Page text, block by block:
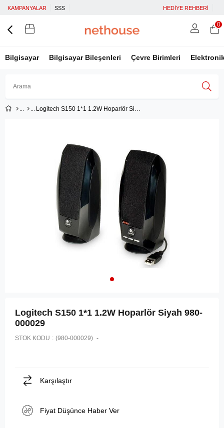
KAMPANYALAR SSS HEDİYE REHBERİ
Bilgisayar Bilgisayar Bileşenleri Çevre Birimleri
Üye Girişi
0
Logitech S150 1*1 1.2W Hoparlör Siyah 980-000029
Logitech S150 1*1 1.2W Hoparlör Siyah 980-
000029
STOK KODU (980-000029)
Karşılaştır
Fiyat Düşünce Haber Ver